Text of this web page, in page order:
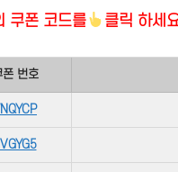
쿠폰 코드를 클릭 하세
폰 번호